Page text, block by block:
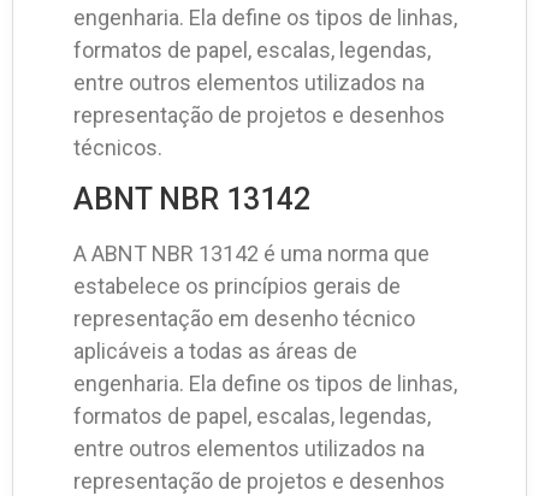
engenharia. Ela define os tipos de linhas,
formatos de papel, escalas, legendas,
entre outros elementos utilizados na
representação de projetos e desenhos
técnicos.
ABNT NBR 13142
A ABNT NBR 13142 é uma norma que
estabelece os princípios gerais de
representação em desenho técnico
aplicáveis a todas as áreas de
engenharia. Ela define os tipos de linhas,
formatos de papel, escalas, legendas,
entre outros elementos utilizados na
representação de projetos e desenhos